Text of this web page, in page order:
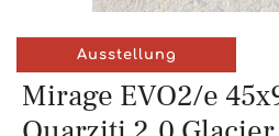
Ausstellung
Mirage EVO2/e